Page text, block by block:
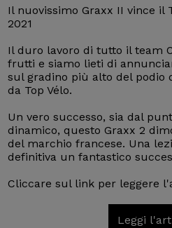
Il nuovissimo Graxx II vince il
2021
Il duro lavoro di tutto il team
frutti e siamo lieti di
sul gradino più alto del podio
da Top Vélo.
Un vero successo, sia dal
dinamico, questo Graxx 2
del marchio francese. Una
definitiva un fantastico
Cliccare sul link per leggere
Leggi